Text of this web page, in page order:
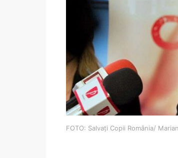
FOTO: Salvați Copii România/